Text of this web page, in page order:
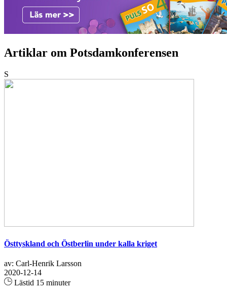
Artiklar om Potsdamkonferensen
S
Östtyskland och Östberlin under kalla kriget
av: Carl-Henrik Larsson
2020-12-14
Lästid 15 minuter